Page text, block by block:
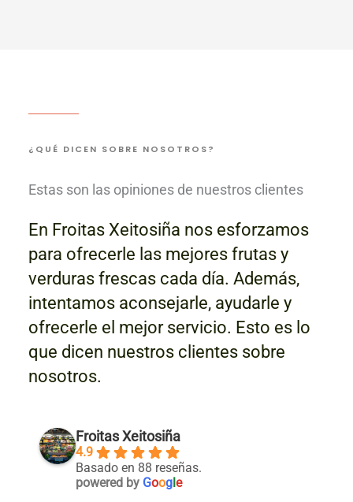
¿QUÉ DICEN SOBRE NOSOTROS?
Estas son las opiniones de nuestros clientes
En Froitas Xeitosiña nos esforzamos
para ofrecerle las mejores frutas y
verduras frescas cada día. Además,
intentamos aconsejarle, ayudarle y
ofrecerle el mejor servicio. Esto es lo
que dicen nuestros clientes sobre
nosotros.
Froitas Xeitosiña
4.9
Basado en 88 reseñas.
powered by Google